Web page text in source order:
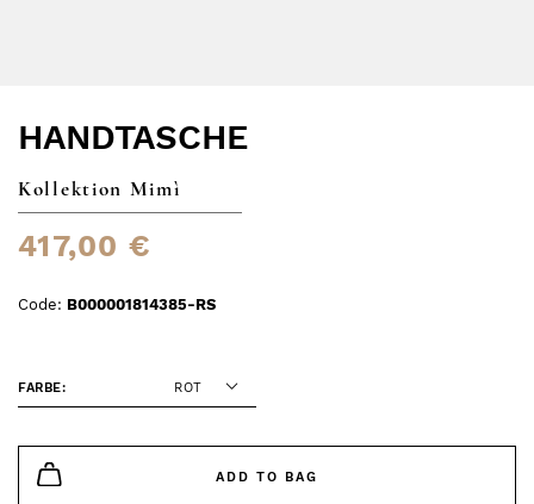
HANDTASCHE
Kollektion Mimì
417,00 €
Code: B000001814385-RS
FARBE: ROT
ADD TO BAG